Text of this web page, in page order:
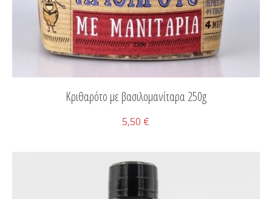
Κριθαρότο με βασιλομανίταρα 250g
5,50 €